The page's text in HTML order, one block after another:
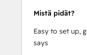
Mistä pidät?
Easy to set up,
says